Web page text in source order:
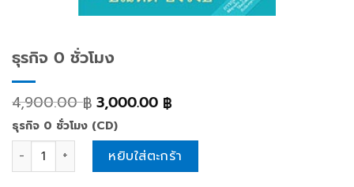
ธุรกิจ 0 ชั่วโมง
4,900.00฿ 3,000.00 ฿
ธุรกิจ 0 ชั่วโมง (CD)
ธุรกิจ 0 ชั่วโมง quantityหยิบใส่ตะกร้า